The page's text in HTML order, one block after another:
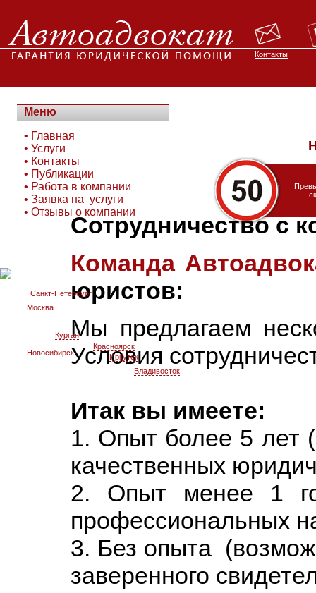
Контакты
Меню
• Главная
• Услуги
• Контакты
• Публикации
• Работа в компании
• Заявка на услуги
• Отзывы о компании
Сотрудничество с
Команда
юристов:
Мы предлагаем
Условия
Итак вы имеете:
1. Опыт более 5 лет
качественных
2. Опыт менее 1
профессиональных
3. Без опыта
заверенного
Иркутск
Москва
Санкт-Петербург
Курган
Новосибирск
Красноярск
Владивосток